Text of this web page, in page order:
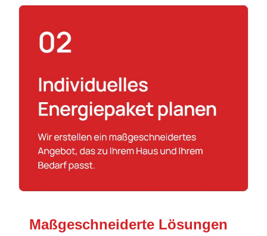
Maßgeschneiderte Lösungen